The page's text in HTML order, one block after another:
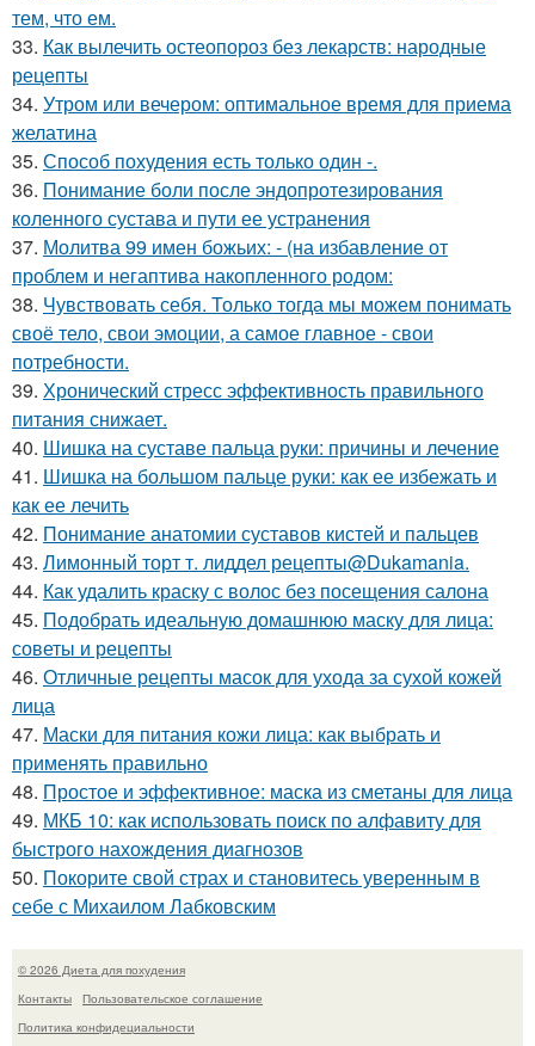
тем, что ем.
33. Как вылечить остеопороз без лекарств: народные
рецепты
34. Утром или вечером: оптимальное время для приема
желатина
35. Способ похудения есть только один -.
36. Понимание боли после эндопротезирования
коленного сустава и пути ее устранения
37. Молитва 99 имен божьих: - (на избавление от
проблем и негаптива накопленного родом:
38. Чувствовать себя. Только тогда мы можем понимать
своё тело, свои эмоции, а самое главное - свои
потребности.
39. Хронический стресс эффективность правильного
питания снижает.
40. Шишка на суставе пальца руки: причины и лечение
41. Шишка на большом пальце руки: как ее избежать и
как ее лечить
42. Понимание анатомии суставов кистей и пальцев
43. Лимонный торт т. лиддел рецепты@Dukamania.
44. Как удалить краску с волос без посещения салона
45. Подобрать идеальную домашнюю маску для лица:
советы и рецепты
46. Отличные рецепты масок для ухода за сухой кожей
лица
47. Маски для питания кожи лица: как выбрать и
применять правильно
48. Простое и эффективное: маска из сметаны для лица
49. МКБ 10: как использовать поиск по алфавиту для
быстрого нахождения диагнозов
50. Покорите свой страх и становитесь уверенным в
себе с Михаилом Лабковским
© 2026 Диета для похудения
Контакты
Пользовательское соглашение
Политика конфидециальности